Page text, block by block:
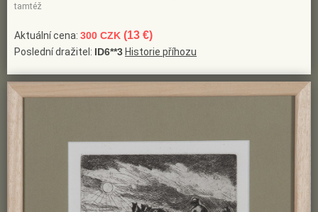
tamtéž
Aktuální cena: 300 CZK (13 €)
Poslední dražitel: ID6**3 Historie příhozu